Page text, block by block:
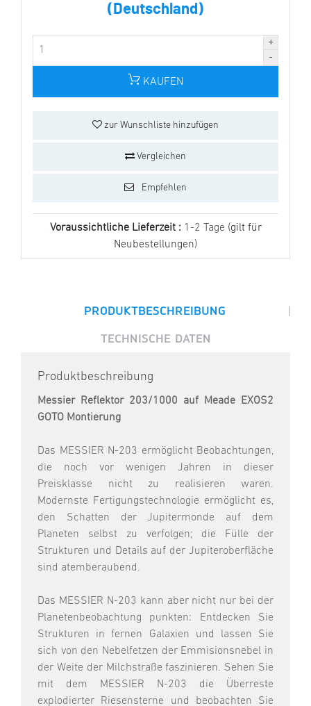
(Deutschland)
KAUFEN
zur Wunschliste hinzufügen
Vergleichen
Empfehlen
Voraussichtliche Lieferzeit : 1-2 Tage (gilt für
Neubestellungen)
PRODUKTBESCHREIBUNG |
TECHNISCHE DATEN
Produktbeschreibung
Messier Reflektor 203/1000 auf Meade EXOS2
GOTO Montierung
Das MESSIER N-203 ermöglicht Beobachtungen,
die noch vor wenigen Jahren in dieser
Preisklasse nicht zu realisieren waren.
Modernste Fertigungstechnologie ermöglicht es,
den Schatten der Jupitermonde auf dem
Planeten selbst zu verfolgen; die Fülle der
Strukturen und Details auf der Jupiteroberfläche
sind atemberaubend.
Das MESSIER N-203 kann aber nicht nur bei der
Planetenbeobachtung punkten: Entdecken Sie
Strukturen in fernen Galaxien und lassen Sie
sich von den Nebelfetzen der Emmisionsnebel in
der Weite der Milchstraße faszinieren. Sehen Sie
mit dem MESSIER N-203 die Überreste
explodierter Riesensterne und beobachten Sie